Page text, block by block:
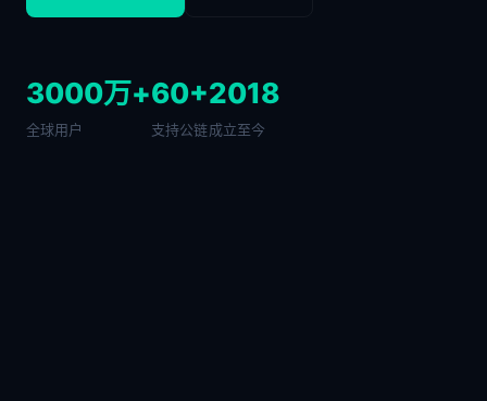
3000万+
全球用户
60+
支持公链
2018
成立至今